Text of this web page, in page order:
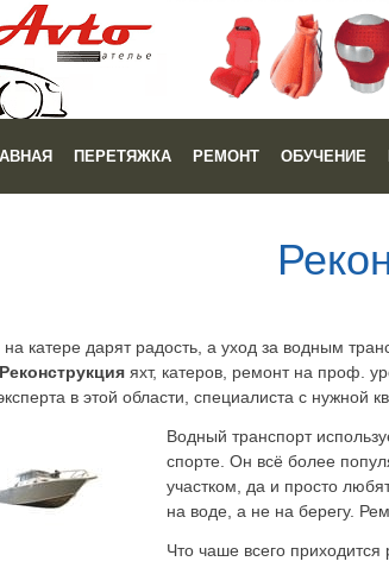
ПЕРЕТЯЖКА РЕМОНТ ОБУЧЕНИЕ
на катере дарят радость, а уход за водным
Реконструкция яхт, катеров, ремонт на проф.
в этой области, специалиста с нужной
Водный транспорт
спорте. Он всё более
участком, да и просто
на воде, а не на берегу.
Что чаше всего приходится